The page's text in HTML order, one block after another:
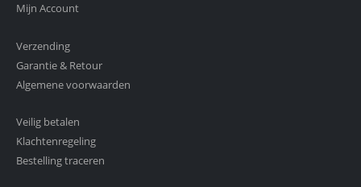
Mijn Account
Verzending
Garantie & Retour
Algemene voorwaarden
Veilig betalen
Klachtenregeling
Bestelling traceren